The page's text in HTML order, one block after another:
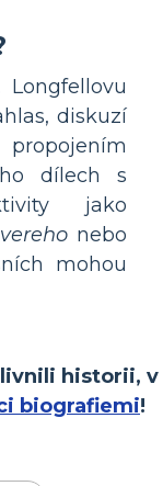
Longfellovu
diskuzí
dílech s
jako
nebo
mohou
historii, v
biografiemi!